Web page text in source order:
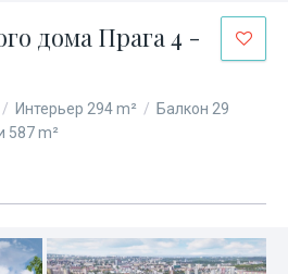
дома Прага 4 -
/ Интерьер 294 m² / Балкон 29
587 m²